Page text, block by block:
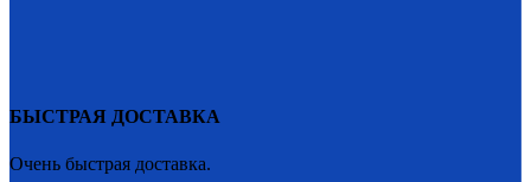
БЫСТРАЯ ДОСТАВКА
Очень быстрая доставка.